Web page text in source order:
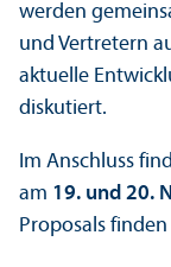
werden
und Vertretern
aktuelle
diskutiert.
Im Anschluss
am 19. und 20.
Proposals finden